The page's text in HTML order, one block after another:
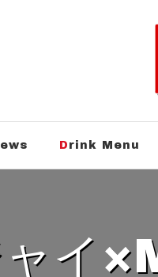
News Drink Menu